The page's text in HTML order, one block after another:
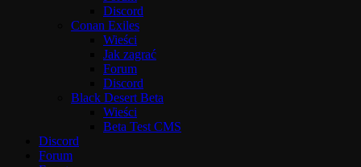
Discord
Conan Exiles
Wieści
Jak zagrać
Forum
Discord
Black Desert Beta
Wieści
Beta Test CMS
Discord
Forum